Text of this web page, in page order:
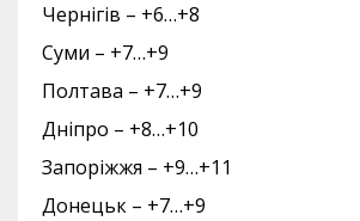
Чернігів – +6…+8
Суми – +7…+9
Полтава – +7…+9
Дніпро – +8…+10
Запоріжжя – +9…+11
Донецьк – +7…+9